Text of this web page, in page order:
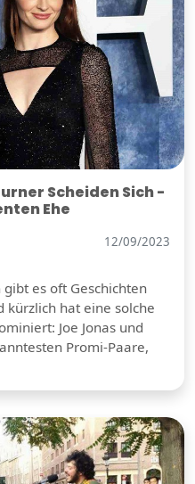
Scheiden Sich -
Ehe
12/09/2023
es oft Geschichten
kürzlich hat eine solche
Joe Jonas und
Promi-Paare,